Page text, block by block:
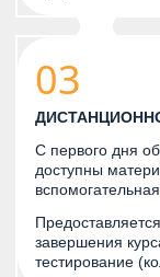
03
С первого дня
доступны
завершения
тестирование